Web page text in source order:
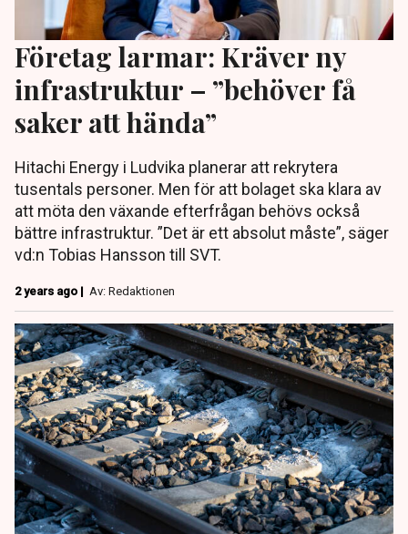
Företag larmar: Kräver ny
infrastruktur – ”behöver få
saker att hända”
Hitachi Energy i Ludvika planerar att rekrytera
tusentals personer. Men för att bolaget ska klara av
att möta den växande efterfrågan behövs också
bättre infrastruktur. ”Det är ett absolut måste”, säger
vd:n Tobias Hansson till SVT.
2 years ago | Av: Redaktionen